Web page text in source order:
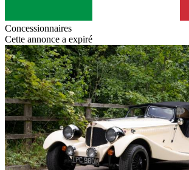
Concessionnaires
Cette annonce a expiré